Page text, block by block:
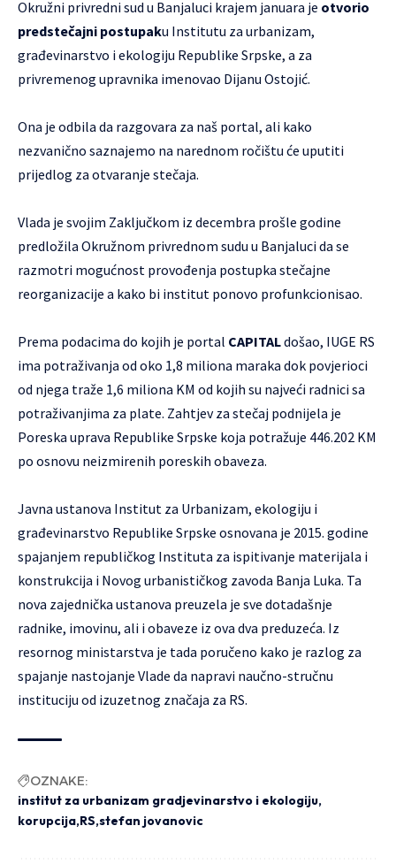
Okružni privredni sud u Banjaluci krajem januara je otvorio
predstečajni postupaku Institutu za urbanizam,
građevinarstvo i ekologiju Republike Srpske, a za
privremenog upravnika imenovao Dijanu Ostojić.
Ona je odbila da razgovara za naš portal, ali kako
nezvanično saznajemo na narednom ročištu će uputiti
prijedlog za otvaranje stečaja.
Vlada je svojim Zaključkom iz decembra prošle godine
predložila Okružnom privrednom sudu u Banjaluci da se
razmotri mogućnost provođenja postupka stečajne
reorganizacije a kako bi institut ponovo profunkcionisao.
Prema podacima do kojih je portal CAPITALdošao, IUGE RS
ima potraživanja od oko 1,8 miliona maraka dok povjerioci
od njega traže 1,6 miliona KM od kojih su najveći radnici sa
potraživanjima za plate. Zahtjev za stečaj podnijela je
Poreska uprava Republike Srpske koja potražuje 446.202 KM
po osnovu neizmirenih poreskih obaveza.
Javna ustanova Institut za Urbanizam, ekologiju i
građevinarstvo Republike Srpske osnovana je 2015. godine
spajanjem republičkog Instituta za ispitivanje materijala i
konstrukcija i Novog urbanističkog zavoda Banja Luka. Ta
nova zajednička ustanova preuzela je sve dotadašnje
radnike, imovinu, ali i obaveze iz ova dva preduzeća. Iz
resornog ministarstva je tada poručeno kako je razlog za
spajanje nastojanje Vlade da napravi naučno-stručnu
instituciju od izuzetnog značaja za RS.
OZNAKE:
institut za urbanizam gradjevinarstvo i ekologiju
korupcija RS stefan jovanovic